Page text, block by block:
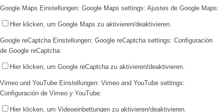
Google Maps Einstellungen: Google Maps settings: Ajustes de Google Maps:
Hier klicken, um Google Maps zu aktivieren/deaktivieren.
Google reCaptcha Einstellungen: Google reCaptcha settings: Configuración
de Google reCaptcha:
Hier klicken, um Google reCaptcha zu aktivieren/deaktivieren.
Vimeo und YouTube Einstellungen: Vimeo and YouTube settings:
Configuración de Vimeo y YouTube:
Hier klicken, um Videoeinbettungen zu aktivieren/deaktivieren.